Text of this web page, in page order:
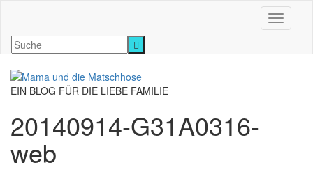
EIN BLOG FÜR DIE LIEBE FAMILIE
20140914-G31A0316-
web